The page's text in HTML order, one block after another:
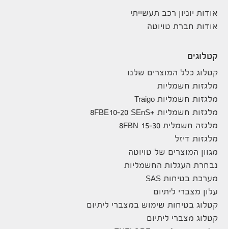
אודות יוניון רכב תעשייתי
אודות חברת טויוטה
קטלוגים
קטלוג כלל המוצרים שלנו
מלגזות חשמליות
מלגזות חשמליות Traigo
מלגזות חשמליות +8FBE10-20 SEnS
מלגזה חשמלית 8FBN 15-30
מלגזות דיזל
מגוון המוצרים של טויוטה
נבחרת העגלות החשמליות
מערכת בטיחות SAS
עלון מצברי ליתיום
קטלוג בטיחות שימוש במצברי ליתיום
קטלוג מצברי ליתיום